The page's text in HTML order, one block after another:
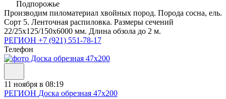
Подпорожье
Производим пиломатериал хвойных пород. Порода сосна, ель.
Сорт 5. Ленточная распиловка. Размеры сечений
22/25х125/150х6000 мм. Длина обзола до 2 м.
РЕГИОН +7 (921) 551-78-17
Телефон
11 ноября в 08:19
РЕГИОН Доска обрезная 47х200